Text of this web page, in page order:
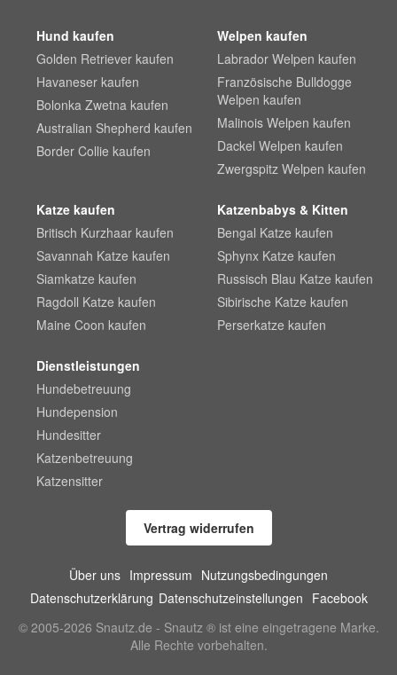
Hund kaufen
Golden Retriever kaufen
Havaneser kaufen
Bolonka Zwetna kaufen
Australian Shepherd kaufen
Border Collie kaufen
Welpen kaufen
Labrador Welpen kaufen
Französische Bulldogge
Welpen kaufen
Malinois Welpen kaufen
Dackel Welpen kaufen
Zwergspitz Welpen kaufen
Katze kaufen
Britisch Kurzhaar kaufen
Savannah Katze kaufen
Siamkatze kaufen
Ragdoll Katze kaufen
Maine Coon kaufen
Katzenbabys & Kitten
Bengal Katze kaufen
Sphynx Katze kaufen
Russisch Blau Katze kaufen
Sibirische Katze kaufen
Perserkatze kaufen
Dienstleistungen
Hundebetreuung
Hundepension
Hundesitter
Katzenbetreuung
Katzensitter
Vertrag widerrufen
Über uns Impressum Nutzungsbedingungen
Datenschutzerklärung Datenschutzeinstellungen Facebook
© 2005-2026 Snautz.de - Snautz ® ist eine eingetragene Marke.
Alle Rechte vorbehalten.